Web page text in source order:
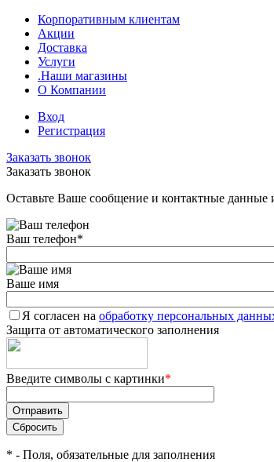
Корпоративным клиентам
Акции
Доставка
Услуги
.Наши магазины
О Компании
Вход
Регистрация
Заказать звонок
Заказать звонок
Оставьте Ваше сообщение и контактные
Ваш телефон*
Ваше имя
Я согласен на обработку персональных
Защита от автоматического заполнения
Введите символы с картинки*
* - Поля, обязательные для заполнения